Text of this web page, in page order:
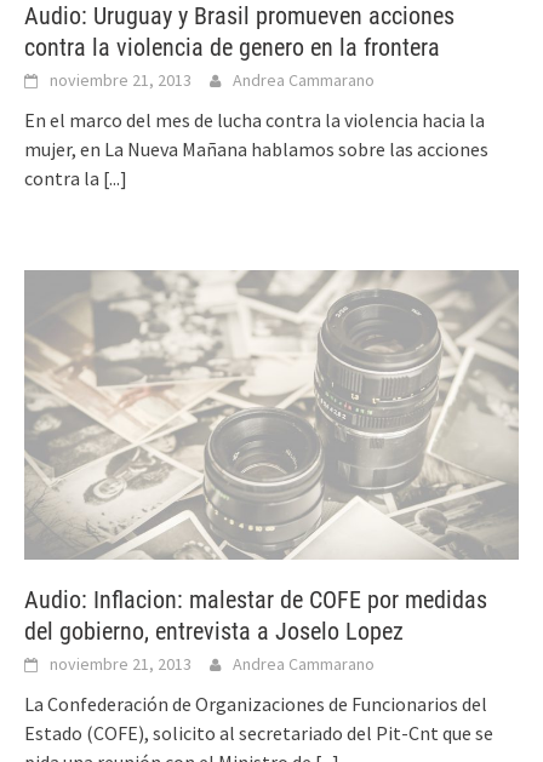
Audio: Uruguay y Brasil promueven acciones
contra la violencia de genero en la frontera
noviembre 21, 2013 Andrea Cammarano
En el marco del mes de lucha contra la violencia hacia la
mujer, en La Nueva Mañana hablamos sobre las acciones
contra la [...]
Audio: Inflacion: malestar de COFE por medidas
del gobierno, entrevista a Joselo Lopez
noviembre 21, 2013 Andrea Cammarano
La Confederación de Organizaciones de Funcionarios del
Estado (COFE), solicito al secretariado del Pit-Cnt que se